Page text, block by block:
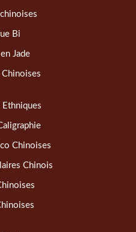
Bi
Jade
Chinoises
Chinoises
Chinois